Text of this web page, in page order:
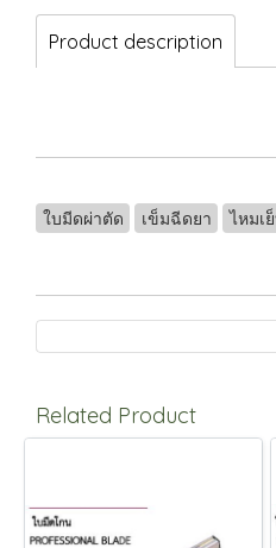
Product description
ใบมีดผ่าตัด เข็มฉีดยา ไหมเ
Related Product